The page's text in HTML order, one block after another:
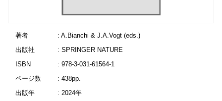
著者
: A.Bianchi & J.A.Vogt (eds.)
出版社
: SPRINGER NATURE
ISBN
: 978-3-031-61564-1
ページ数
: 438pp.
出版年
: 2024年